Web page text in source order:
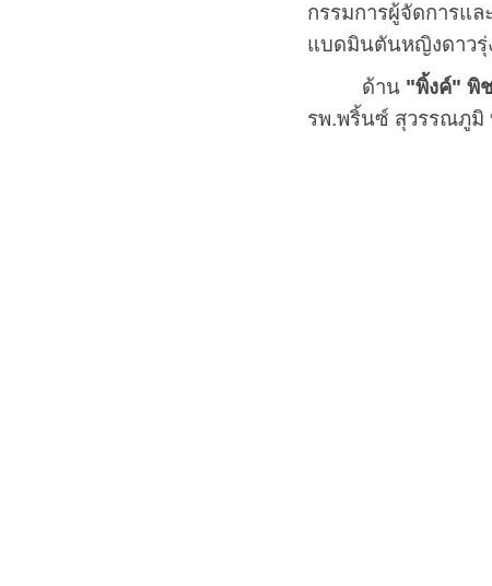
กรรมการผู้จัดการแ
แบดมินตันหญิงดาวรุ่
ด้าน "พิ้งค์" พิ
รพ.พริ้นซ์ สุวรรณภูมิ